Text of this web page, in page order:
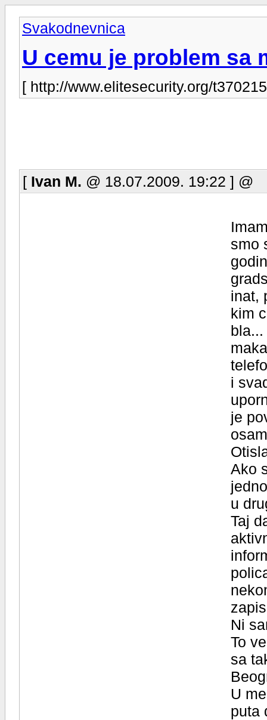
Svakodnevnica
U cemu je problem sa
[ http://www.elitesecurity.org/
[ Ivan M. @ 18.07.2009. 19:22 ] @
smo
inat,
kim
i
je
Ako
u
Taj
Ni
To
sa
U
puta